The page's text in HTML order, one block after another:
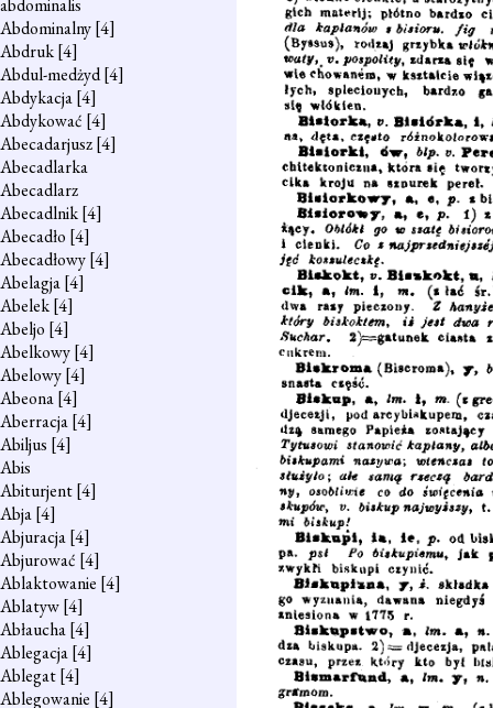
abdominalis
Abdominalny[4]
Abdruk[4]
Abdul-medżyd[4]
Abdykacja[4]
Abdykować [4]
Abecadarjusz[4]
Abecadlarka
Abecadlarz
Abecadlnik[4]
Abecadło [4]
Abecadłowy[4]
Abelagja[4]
Abelek[4]
Abeljo [4]
Abelkowy[4]
Abelowy[4]
Abeona[4]
Aberracja[4]
Abiljus [4]
Abis
Abiturjent[4]
Abja[4]
Abjuracja[4]
Abjurować [4]
Ablaktowanie [4]
Ablatyw[4]
Abłaucha[4]
Ablegacja[4]
Ablegat[4]
Ablegowanie [4]